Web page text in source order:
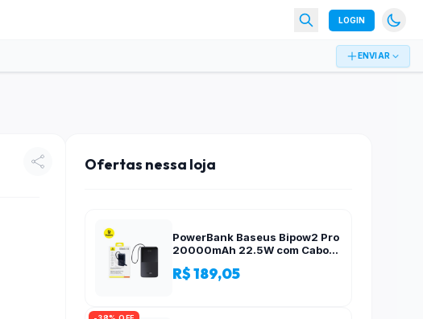
LOGIN
ENVIAR
Ofertas nessa loja
PowerBank Baseus Bipow2 Pro
20000mAh 22.5W com Cabo
EnerFill FC51
R$ 189,05